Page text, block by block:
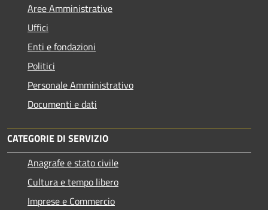
Aree Amministrative
Uffici
Enti e fondazioni
Politici
Personale Amministrativo
Documenti e dati
CATEGORIE DI SERVIZIO
Anagrafe e stato civile
Cultura e tempo libero
Imprese e Commercio